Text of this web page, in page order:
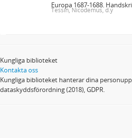
Europa 1687-1688.
Tessin, Nicodemus, d.y
Kungliga biblioteket
Kontakta oss
Kungliga biblioteket hanterar dina
dataskyddsförordning (2018), GDPR.